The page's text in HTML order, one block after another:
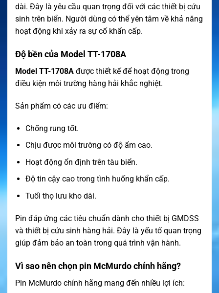
dài. Đây là yêu cầu quan trọng đối với các thiết bị cứu
sinh trên biển. Người dùng có thể yên tâm về khả năng
hoạt động khi xảy ra sự cố khẩn cấp.
Độ bền của Model TT-1708A
Model TT-1708A được thiết kế để hoạt động trong
điều kiện môi trường hàng hải khắc nghiệt.
Sản phẩm có các ưu điểm:
Chống rung tốt.
Chịu được môi trường có độ ẩm cao.
Hoạt động ổn định trên tàu biển.
Độ tin cậy cao trong tình huống khẩn cấp.
Tuổi thọ lưu kho dài.
Pin đáp ứng các tiêu chuẩn dành cho thiết bị GMDSS
và thiết bị cứu sinh hàng hải. Đây là yếu tố quan trọng
giúp đảm bảo an toàn trong quá trình vận hành.
Vì sao nên chọn pin McMurdo chính hãng?
Pin McMurdo chính hãng mang đến nhiều lợi ích: